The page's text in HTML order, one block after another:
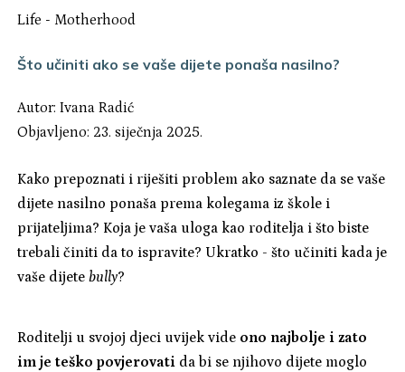
Life - Motherhood
Što učiniti ako se vaše dijete ponaša nasilno?
Autor:Ivana Radić
Objavljeno: 23. siječnja 2025.
Kako prepoznati i riješiti problem ako saznate da se vaše
dijete nasilno ponaša prema kolegama iz škole i
prijateljima? Koja je vaša uloga kao roditelja i što biste
trebali činiti da to ispravite? Ukratko - što učiniti kada je
vaše dijetebully?
Roditelji u svojoj djeci uvijek vide ono najbolje i zato
im je teško povjerovati da bi se njihovo dijete moglo